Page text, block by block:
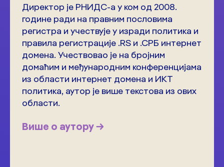
Директор је РНИДС-а у ком од 2008.
године ради на правним пословима
регистра и учествује у изради политика и
правила регистрације .RS и .СРБ интернет
домена. Учествовао је на бројним
домаћим и међународним конференцијама
из области интернет домена и ИКТ
политика, аутор је више текстова из ових
области.
Више о аутору →